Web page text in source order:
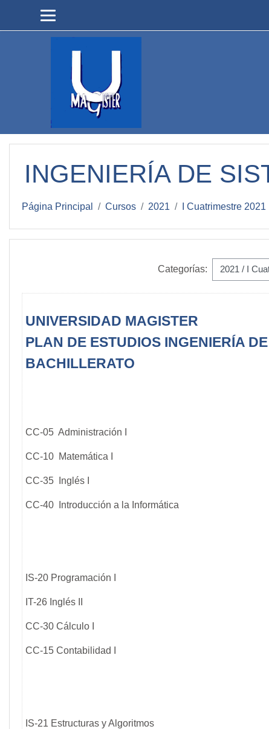
INGENIERÍA DE
Página Principal Cursos 2021 I Cuatrimestre 2021
Categorías:
UNIVERSIDAD MAGISTER
PLAN DE ESTUDIOS INGENIERÍA
BACHILLERATO
CC-05 Administración I
CC-10 Matemática I
CC-35 Inglés I
CC-40 Introducción a la Informática
IS-20 Programación I
IT-26 Inglés II
CC-30 Cálculo I
CC-15 Contabilidad I
IS-21 Estructuras y Algoritmos